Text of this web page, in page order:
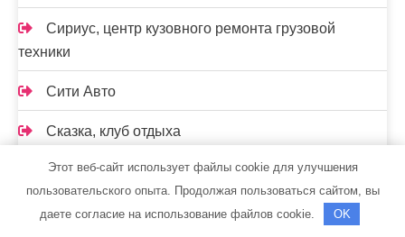
Сириус, центр кузовного ремонта грузовой
техники
Сити Авто
Сказка, клуб отдыха
Скиф, автомойка
Скиф, автомойка
Этот веб-сайт использует файлы cookie для улучшения
пользовательского опыта. Продолжая пользоваться сайтом, вы
даете согласие на использование файлов cookie.
OK